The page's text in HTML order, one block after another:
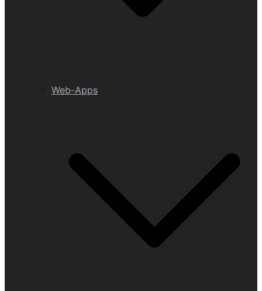
Web-Apps